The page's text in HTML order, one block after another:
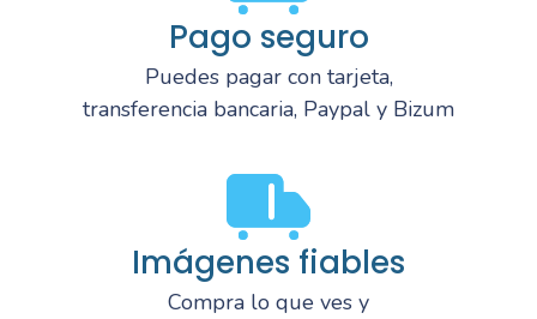
Pago seguro
Puedes pagar con tarjeta,
transferencia bancaria, Paypal y Bizum
Imágenes fiables
Compra lo que ves y